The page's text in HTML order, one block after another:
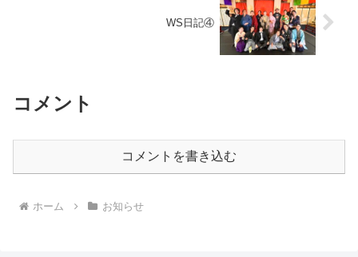
WS日記④
コメント
コメントを書き込む
ホーム お知らせ